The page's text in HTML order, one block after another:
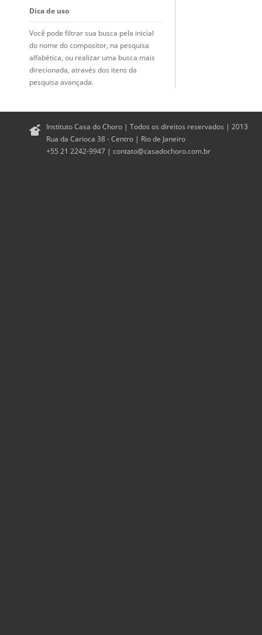
Dica de uso
Você pode filtrar sua busca pela inicial
do nome do compositor, na pesquisa
alfabética, ou realizar uma busca mais
direcionada, através dos itens da
pesquisa avançada.
Instituto Casa do Choro | Todos os direitos reservados | 2013
Rua da Carioca 38 - Centro | Rio de Janeiro
+55 21 2242-9947 | contato@casadochoro.com.br